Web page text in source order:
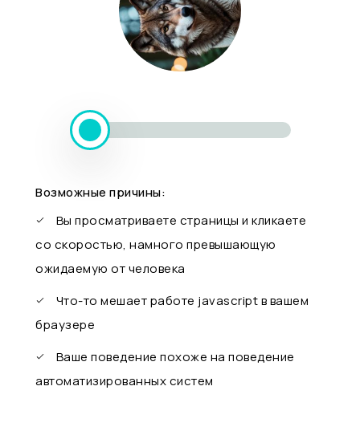
Возможные причины:
Вы просматриваете страницы и кликаете
со скоростью, намного превышающую
ожидаемую от человека
Что-то мешает работе javascript в вашем
браузере
Ваше поведение похоже на поведение
автоматизированных систем